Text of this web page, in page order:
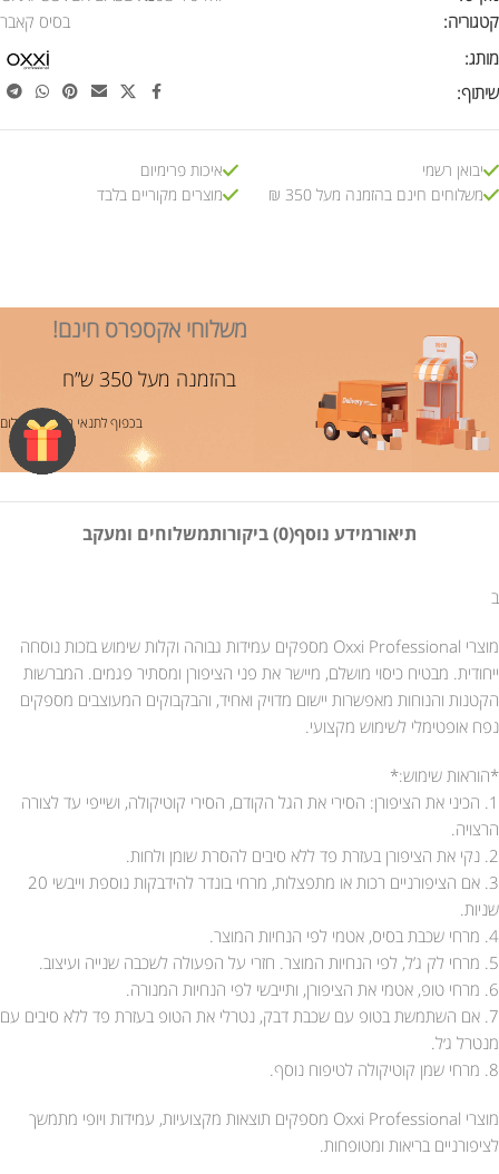
קטגוריה:
בסיס קאבר
מותג:
שיתוף:
יבואן רשמי
משלוחים חינם בהזמנה מעל 350 ₪
איכות פרימיום
מוצרים מקוריים בלבד
משלוחי אקספרס חינם!
בהזמנה מעל 350 ש”ח
בכפוף לתנאי משלוח ותשלום
תיאורמידע נוסף(0) ביקורות משלוחים ומעקב
ב
מוצרי Oxxi Professional מספקים עמידות גבוהה וקלות שימוש בזכות נוסחה
ייחודית. מבטיח כיסוי מושלם, מיישר את פני הציפורן ומסתיר פגמים. המברשות
הקטנות והנוחות מאפשרות יישום מדויק ואחיד, והבקבוקים המעוצבים מספקים
נפח אופטימלי לשימוש מקצועי.
*הוראות שימוש:*
1. הכיני את הציפורן: הסירי את הגל הקודם, הסירי קוטיקולה, ושייפי עד לצורה
הרצויה.
2. נקי את הציפורן בעזרת פד ללא סיבים להסרת שומן ולחות.
3. אם הציפורניים רכות או מתפצלות, מרחי בונדר להידבקות נוספת וייבשי 20
שניות.
4. מרחי שכבת בסיס, אטמי לפי הנחיות המוצר.
5. מרחי לק ג’ל, לפי הנחיות המוצר. חזרי על הפעולה לשכבה שנייה ועיצוב.
6. מרחי טופ, אטמי את הציפורן, ותייבשי לפי הנחיות המנורה.
7. אם השתמשת בטופ עם שכבת דבק, נטרלי את הטופ בעזרת פד ללא סיבים עם
מנטרל ג׳ל.
8. מרחי שמן קוטיקולה לטיפוח נוסף.
מוצרי Oxxi Professional מספקים תוצאות מקצועיות, עמידות ויופי מתמשך
לציפורניים בריאות ומטופחות.